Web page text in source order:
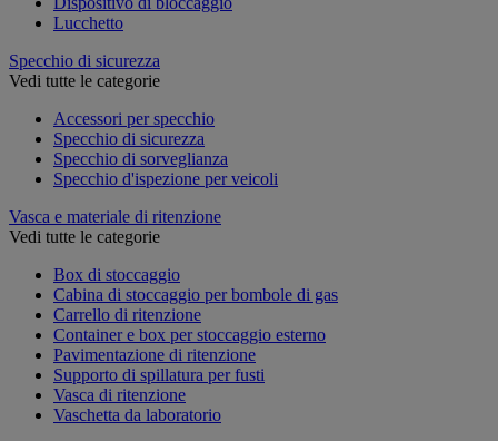
Lucchetto
Specchio di sicurezza
Vedi tutte le categorie
Accessori per specchio
Specchio di sicurezza
Specchio di sorveglianza
Specchio d'ispezione per veicoli
Vasca e materiale di ritenzione
Vedi tutte le categorie
Box di stoccaggio
Cabina di stoccaggio per bombole di gas
Carrello di ritenzione
Container e box per stoccaggio esterno
Pavimentazione di ritenzione
Supporto di spillatura per fusti
Vasca di ritenzione
Vaschetta da laboratorio